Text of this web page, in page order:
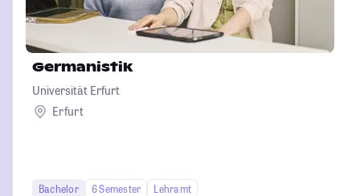
Germanistik
Universität Erfurt
Erfurt
Bachelor 6 Semester
Lehramt